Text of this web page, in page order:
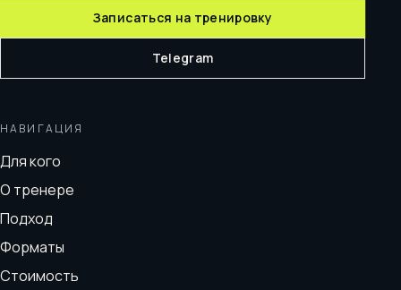
Записаться на тренировку
Telegram
НАВИГАЦИЯ
Для кого
О тренере
Подход
Форматы
Стоимость